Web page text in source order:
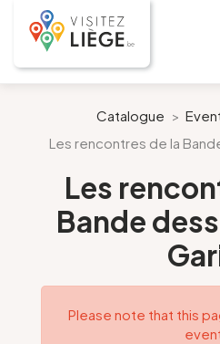
Like a citizen of Liège
Prepare my stay
Catalogue >
Les rencontres de la
Les
Bande
Please note that this